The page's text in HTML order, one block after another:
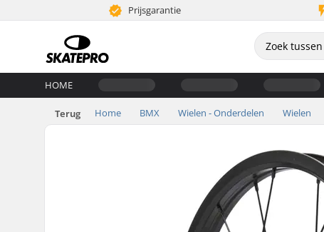
Prijsgarantie
HOME
Terug Home BMX Wielen - Onderdelen Wielen